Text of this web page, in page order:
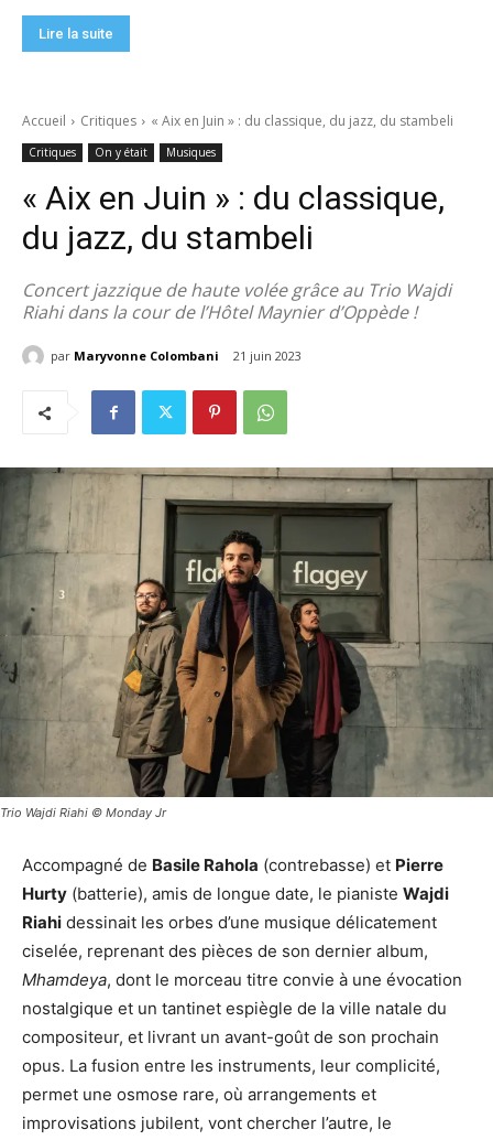
Lire la suite